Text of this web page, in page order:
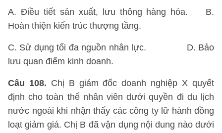
A. Điều tiết sản xuất, lưu thông hàng hóa. B.
Hoàn thiện kiến trúc thượng tầng.
C. Sử dụng tối đa nguồn nhân lực. D. Bảo
lưu quan điểm kinh doanh.
Câu 108. Chị B giám đốc doanh nghiệp X quyết
định cho toàn thể nhân viên dưới quyền đi du lịch
nước ngoài khi nhận thấy các công ty lữ hành đồng
loạt giảm giá. Chị B đã vận dụng nội dung nào dưới